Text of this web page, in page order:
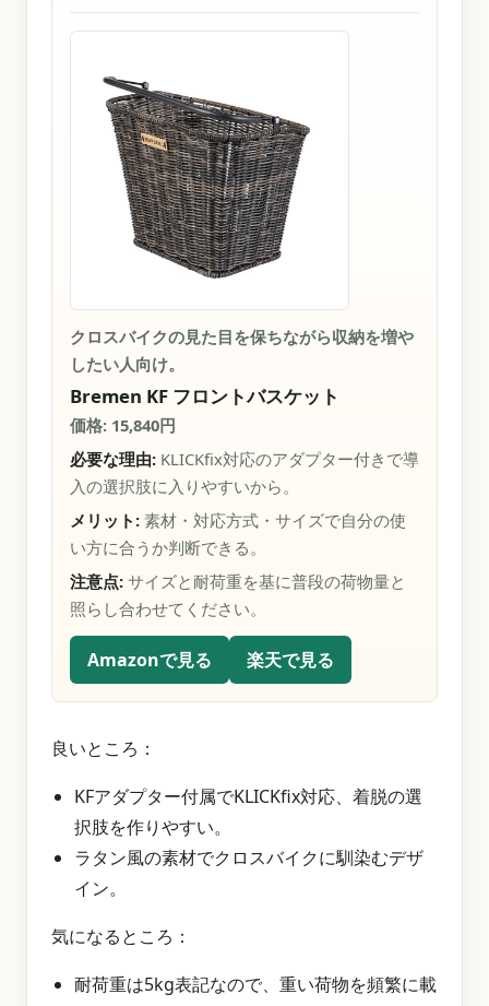
クロスバイクの見た目を保ちながら収納を増や
したい人向け。
Bremen KF フロントバスケット
価格: 15,840円
必要な理由: KLICKfix対応のアダプター付きで導
入の選択肢に入りやすいから。
メリット: 素材・対応方式・サイズで自分の使
い方に合うか判断できる。
注意点: サイズと耐荷重を基に普段の荷物量と
照らし合わせてください。
Amazonで見る 楽天で見る
良いところ：
KFアダプター付属でKLICKfix対応、着脱の選
択肢を作りやすい。
ラタン風の素材でクロスバイクに馴染むデザ
イン。
気になるところ：
耐荷重は5kg表記なので、重い荷物を頻繁に載